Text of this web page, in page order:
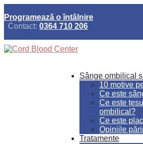
Programează o întâlnire
Contact: 0364 710 206
Sânge ombilical
10 motive
Ce este
Ce este
ombilical?
Ce este
Opiniile
Tratamente